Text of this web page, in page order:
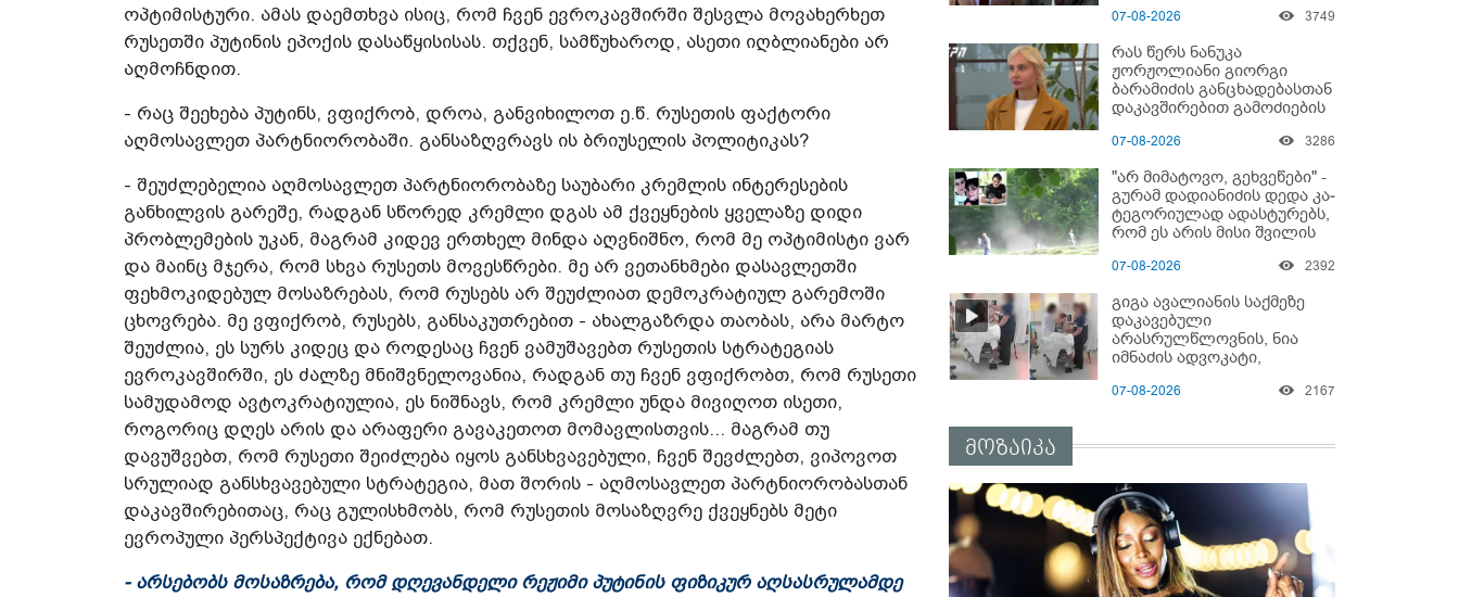
ოპტიმისტური. ამას დაემთხვა ისიც, რომ ჩვენ ევროკავშირში შესვლა მოვახერხეთ
რუსეთში პუტინის ეპოქის დასაწყისისას. თქვენ, სამწუხაროდ, ასეთი იღბლიანები არ
აღმოჩნდით.
- რაც შეეხება პუტინს, ვფიქრობ, დროა, განვიხილოთ ე.წ. რუსეთის ფაქტორი
აღმოსავლეთ პარტნიორობაში. განსაზღვრავს ის ბრიუსელის პოლიტიკას?
- შეუძლებელია აღმოსავლეთ პარტნიორობაზე საუბარი კრემლის ინტერესების
განხილვის გარეშე, რადგან სწორედ კრემლი დგას ამ ქვეყნების ყველაზე დიდი
პრობლემების უკან, მაგრამ კიდევ ერთხელ მინდა აღვნიშნო, რომ მე ოპტიმისტი ვარ
და მაინც მჯერა, რომ სხვა რუსეთს მოვესწრები. მე არ ვეთანხმები დასავლეთში
ფეხმოკიდებულ მოსაზრებას, რომ რუსებს არ შეუძლიათ დემოკრატიულ გარემოში
ცხოვრება. მე ვფიქრობ, რუსებს, განსაკუთრებით - ახალგაზრდა თაობას, არა მარტო
შეუძლია, ეს სურს კიდეც და როდესაც ჩვენ ვამუშავებთ რუსეთის სტრატეგიას
ევროკავშირში, ეს ძალზე მნიშვნელოვანია, რადგან თუ ჩვენ ვფიქრობთ, რომ რუსეთი
სამუდამოდ ავტოკრატიულია, ეს ნიშნავს, რომ კრემლი უნდა მივიღოთ ისეთი,
როგორიც დღეს არის და არაფერი გავაკეთოთ მომავლისთვის... მაგრამ თუ
დავუშვებთ, რომ რუსეთი შეიძლება იყოს განსხვავებული, ჩვენ შევძლებთ, ვიპოვოთ
სრულიად განსხვავებული სტრატეგია, მათ შორის - აღმოსავლეთ პარტნიორობასთან
დაკავშირებითაც, რაც გულისხმობს, რომ რუსეთის მოსაზღვრე ქვეყნებს მეტი
ევროპული პერსპექტივა ექნებათ.
- არსებობს მოსაზრება, რომ დღევანდელი რეჟიმი პუტინის ფიზიკურ აღსასრულამდე
ვიცი... კამანში მოკლული
გადმოვასვენე... ბარამიძე
კი ტყუის"
07-08-2026 3749
რას წერს ნანუკა
ჟორჟოლიანი გიორგი
ბარამიძის განცხადებასთან
დაკავშირებით გამოძიების
07-08-2026 3286
"არ მიმატოვო, გეხვეწები" -
გუ­რა­მ დადიანიძის დედა კა­
ტე­გო­რი­უ­ლად ადას­ტუ­რებს,
რომ ეს არის მისი შვი­ლის
07-08-2026 2392
გიგა ავალიანის საქმეზე
დაკავებული
არასრულწლოვნის, ნია
იმნაძის ადვოკატი,
გადაღებულ კადრებს
07-08-2026 2167
მოზაიკა